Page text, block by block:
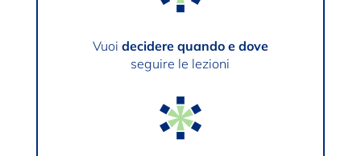
Vuoi decidere quando e dove
seguire le lezioni